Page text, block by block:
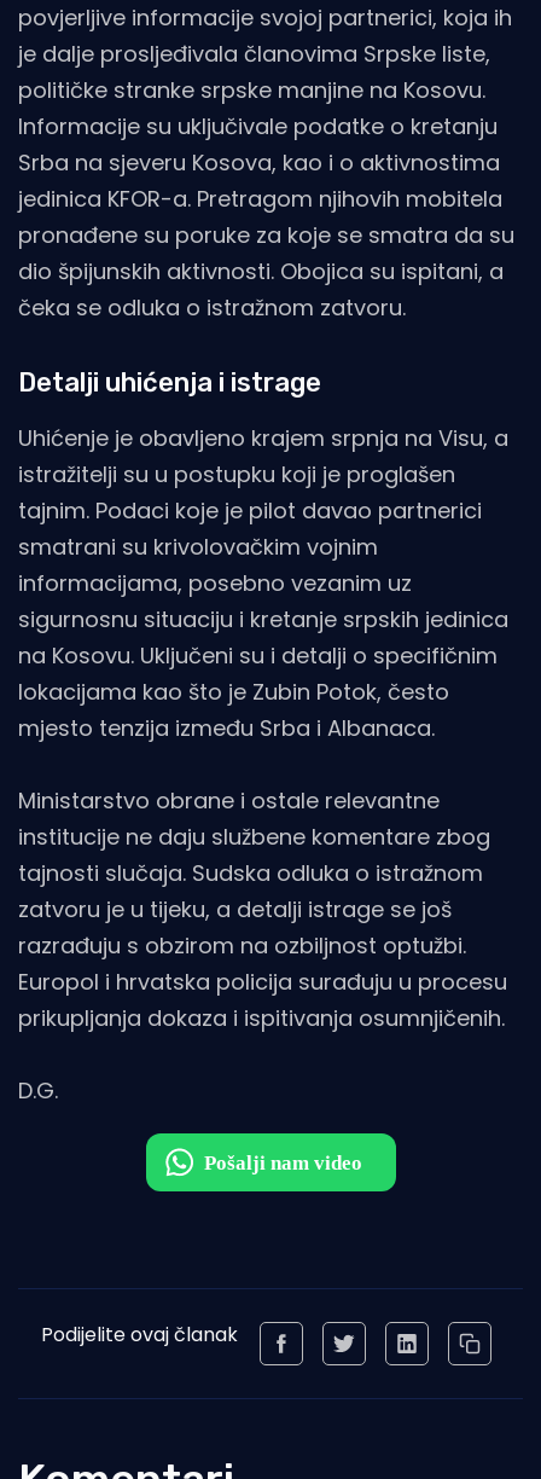
povjerljive informacije svojoj partnerici, koja ih
je dalje prosljeđivala članovima Srpske liste,
političke stranke srpske manjine na Kosovu.
Informacije su uključivale podatke o kretanju
Srba na sjeveru Kosova, kao i o aktivnostima
jedinica KFOR-a. Pretragom njihovih mobitela
pronađene su poruke za koje se smatra da su
dio špijunskih aktivnosti. Obojica su ispitani, a
čeka se odluka o istražnom zatvoru.
Detalji uhićenja i istrage
Uhićenje je obavljeno krajem srpnja na Visu, a
istražitelji su u postupku koji je proglašen
tajnim. Podaci koje je pilot davao partnerici
smatrani su krivolovačkim vojnim
informacijama, posebno vezanim uz
sigurnosnu situaciju i kretanje srpskih jedinica
na Kosovu. Uključeni su i detalji o specifičnim
lokacijama kao što je Zubin Potok, često
mjesto tenzija između Srba i Albanaca.
Ministarstvo obrane i ostale relevantne
institucije ne daju službene komentare zbog
tajnosti slučaja. Sudska odluka o istražnom
zatvoru je u tijeku, a detalji istrage se još
razrađuju s obzirom na ozbiljnost optužbi.
Europol i hrvatska policija surađuju u procesu
prikupljanja dokaza i ispitivanja osumnjičenih.
D.G.
Podijelite ovaj članak